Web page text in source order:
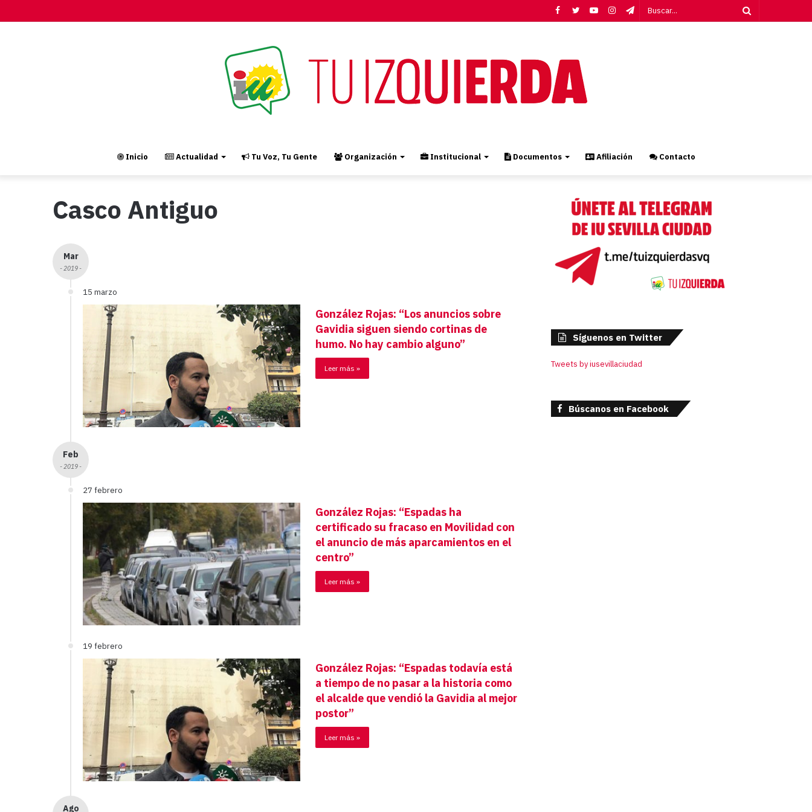
Telegram
Instagram
YouTube
Twitter
Facebook
Inicio Actualidad Tu Voz, Tu Gente Organización Institucional Documentos Afiliación Contacto
Casco Antiguo
Mar
- 2019 -
15 marzo
González Rojas: “Los anuncios sobre
Gavidia siguen siendo cortinas de
humo. No hay cambio alguno”
Leer más »
Feb
- 2019 -
27 febrero
González Rojas: “Espadas ha
certificado su fracaso en Movilidad con
el anuncio de más aparcamientos en el
centro”
Leer más »
19 febrero
González Rojas: “Espadas todavía está
a tiempo de no pasar a la historia como
el alcalde que vendió la Gavidia al mejor
postor”
Leer más »
Ago
Síguenos en Twitter
Tweets by iusevillaciudad
Búscanos en Facebook